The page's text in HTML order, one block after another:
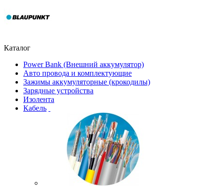
Каталог
Power Bank (Внешний аккумулятор)
Авто провода и комплектующие
Зажимы аккумуляторные (крокодилы)
Зарядные устройства
Изолента
Кабель